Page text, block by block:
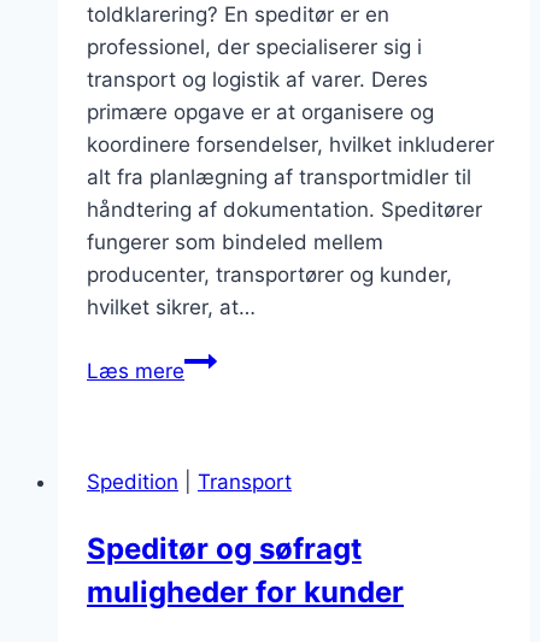
toldklarering? En speditør er en
professionel, der specialiserer sig i
transport og logistik af varer. Deres
primære opgave er at organisere og
koordinere forsendelser, hvilket inkluderer
alt fra planlægning af transportmidler til
håndtering af dokumentation. Speditører
fungerer som bindeled mellem
producenter, transportører og kunder,
hvilket sikrer, at…
Læs mereSpeditør
varer
Spedition Transport
Speditør og søfragt
muligheder for kunder